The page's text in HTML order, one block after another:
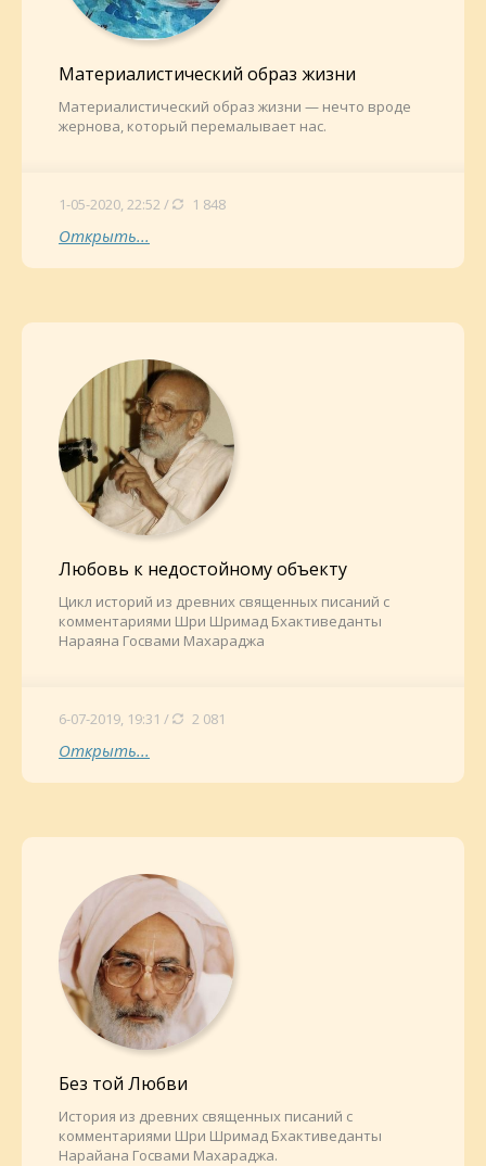
Материалистический образ жизни
Материалистический образ жизни — нечто вроде
жернова, который перемалывает нас.
1-05-2020, 22:52 / 1 848
Открыть...
Любовь к недостойному объекту
Цикл историй из древних священных писаний с
комментариями Шри Шримад Бхактиведанты
Нараяна Госвами Махараджа
6-07-2019, 19:31 / 2 081
Открыть...
Без той Любви
История из древних священных писаний с
комментариями Шри Шримад Бхактиведанты
Нарайана Госвами Махараджа.